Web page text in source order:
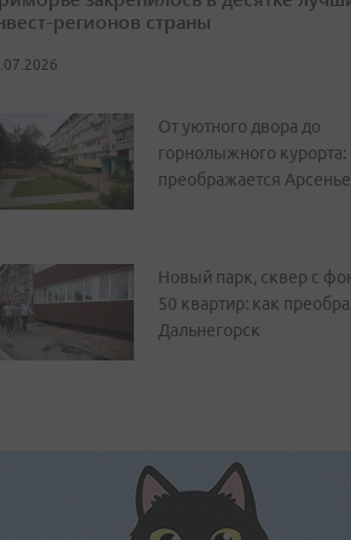
регионов страны
От уютного двора до
горнолыжного курорта:
преображается
Новый парк, сквер с
50 квартир: как
Дальнегорск